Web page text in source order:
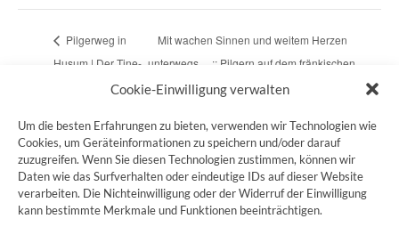
Cookie-Einwilligung verwalten
Um die besten Erfahrungen zu bieten, verwenden wir Technologien wie
Cookies, um Geräteinformationen zu speichern und/oder darauf
zuzugreifen. Wenn Sie diesen Technologien zustimmen, können wir
Daten wie das Surfverhalten oder eindeutige IDs auf dieser Website
verarbeiten. Die Nichteinwilligung oder der Widerruf der Einwilligung
kann bestimmte Merkmale und Funktionen beeinträchtigen.
Pilgerweg in
Husum | Der Tine-
Mit wachen Sinnen und weitem Herzen
unterwegs… :: Pilgern auf dem fränkischen
Jakobusweg
ZUM JAKOBSWEG SHOP